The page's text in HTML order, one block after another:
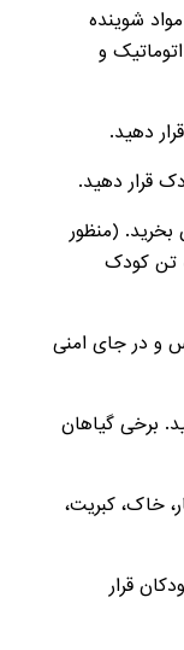
شوینده
و
دهید.
قرار دهید.
(منظور
تن کودک
و در جای امنی
برخی گیاهان
خاک، کبریت،
قرار